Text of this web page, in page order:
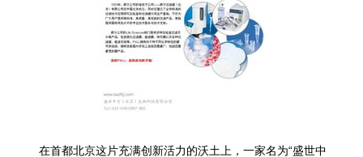
在首都北京这片充满创新活力的沃土上，一家名为“盛世中